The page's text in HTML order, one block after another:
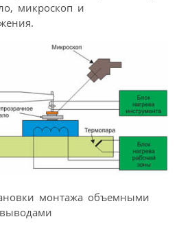
микроскоп и
монтажа объемными
выводами